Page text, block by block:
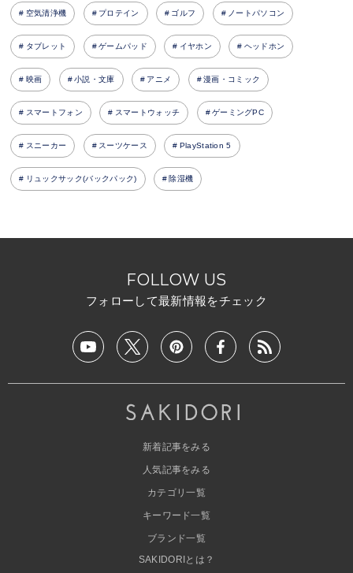
空気清浄機 プロテイン ゴルフ ノートパソコン
タブレット ゲームパッド イヤホン ヘッドホン
映画 小説・文庫 アニメ 漫画・コミック
スマートフォン スマートウォッチ ゲーミングPC
スニーカー スーツケース PlayStation 5
リュックサック(バックパック) 除湿機
FOLLOW US
フォローして最新情報をチェック
新着記事をみる
人気記事をみる
カテゴリ一覧
キーワード一覧
ブランド一覧
SAKIDORIとは？